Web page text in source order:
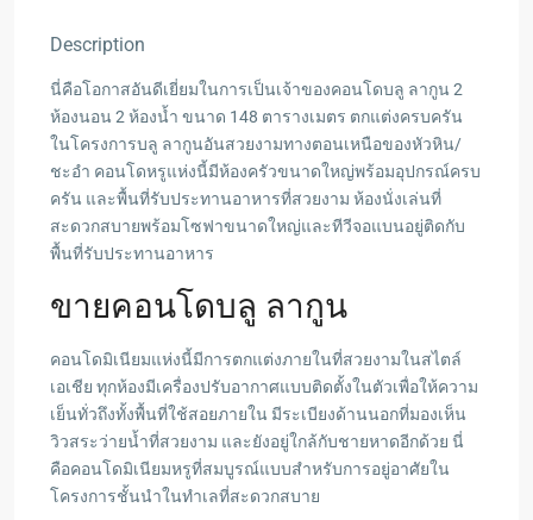
Description
นี่คือโอกาสอันดีเยี่ยมในการเป็นเจ้าของคอนโดบลู ลากูน 2
ห้องนอน 2 ห้องน้ำ ขนาด 148 ตารางเมตร ตกแต่งครบครัน
ในโครงการบลู ลากูนอันสวยงามทางตอนเหนือของหัวหิน/
ชะอำ คอนโดหรูแห่งนี้มีห้องครัวขนาดใหญ่พร้อมอุปกรณ์ครบ
ครัน และพื้นที่รับประทานอาหารที่สวยงาม ห้องนั่งเล่นที่
สะดวกสบายพร้อมโซฟาขนาดใหญ่และทีวีจอแบนอยู่ติดกับ
พื้นที่รับประทานอาหาร
ขายคอนโดบลู ลากูน
คอนโดมิเนียมแห่งนี้มีการตกแต่งภายในที่สวยงามในสไตล์
เอเชีย ทุกห้องมีเครื่องปรับอากาศแบบติดตั้งในตัวเพื่อให้ความ
เย็นทั่วถึงทั้งพื้นที่ใช้สอยภายใน มีระเบียงด้านนอกที่มองเห็น
วิวสระว่ายน้ำที่สวยงาม และยังอยู่ใกล้กับชายหาดอีกด้วย นี่
คือคอนโดมิเนียมหรูที่สมบูรณ์แบบสำหรับการอยู่อาศัยใน
โครงการชั้นนำในทำเลที่สะดวกสบาย